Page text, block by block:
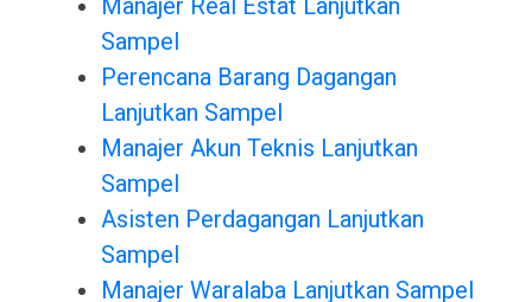
Manajer Real Estat Lanjutkan
Sampel
Perencana Barang Dagangan
Lanjutkan Sampel
Manajer Akun Teknis Lanjutkan
Sampel
Asisten Perdagangan Lanjutkan
Sampel
Manajer Waralaba Lanjutkan Sampel